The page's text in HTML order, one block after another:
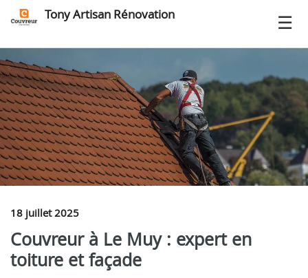
Tony Artisan Rénovation
18 juillet 2025
Couvreur à Le Muy : expert en
toiture et façade